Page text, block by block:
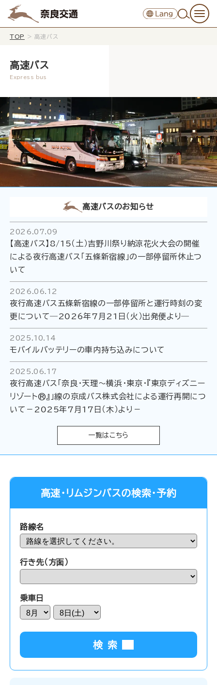
TOP > 高速バス
高速バス
高速バスのお知らせ
2026.07.09
【高速バス】8/15（土）吉野川祭り納涼花火大会の開催
による夜行高速バス「五條新宿線」の一部停留所休止つ
いて
2026.06.12
夜行高速バス五條新宿線の一部停留所と運行時刻の変
更について―2026年7月21日（火）出発便より―
2025.10.14
モバイルバッテリーの車内持ち込みについて
2025.06.17
夜行高速バス「奈良・天理～横浜・東京・『東京ディズニー
リゾート®』」線の京成バス株式会社による運行再開につ
いて－2025年7月17日（木）より－
一覧はこちら
高速・ リムジンバスの検索・予約
路線名
行き先（方面）
乗車日
検索